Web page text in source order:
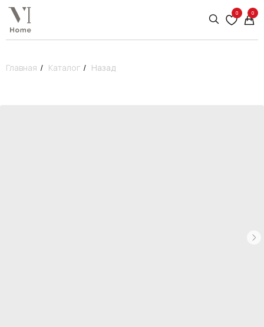
0 0
Главная / Каталог / Назад